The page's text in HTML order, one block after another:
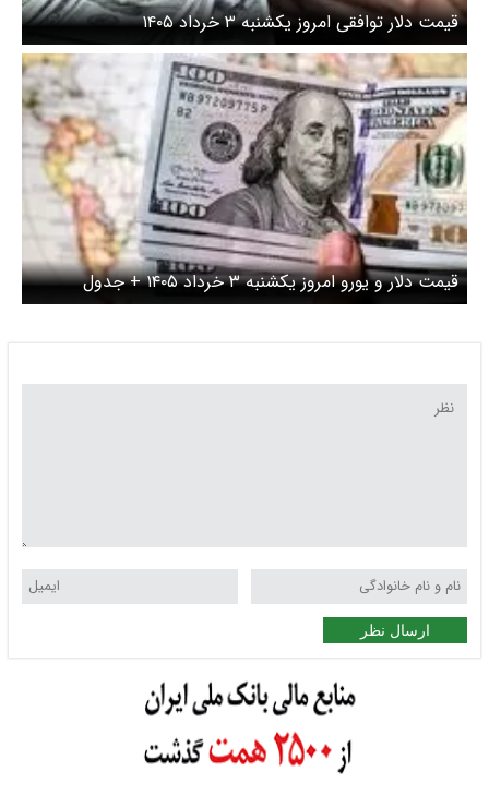
قیمت دلار توافقی امروز یکشنبه ۳ خرداد ۱۴۰۵
قیمت دلار و یورو امروز یکشنبه ۳ خرداد ۱۴۰۵ + جدول
ارسال نظر